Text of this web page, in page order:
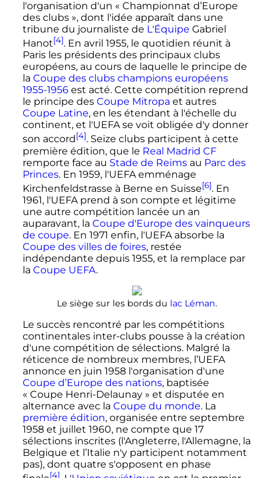
l'organisation d'un « Championnat d’Europe
des clubs », dont l'idée apparaît dans une
tribune du journaliste de L'Équipe Gabriel
Hanot[4]. En avril 1955, le quotidien réunit à
Paris les présidents des principaux clubs
européens, au cours de laquelle le principe de
la Coupe des clubs champions européens
1955-1956est acté. Cette compétition reprend
le principe des Coupe Mitropa et autres
Coupe Latine, en les étendant à l'échelle du
continent, et l'UEFA se voit obligée d'y donner
son accord[4]. Seize clubs participent à cette
première édition, que le Real Madrid CF
remporte face au Stade de Reimsau Parc des
Princes. En 1959, l'UEFA emménage
Kirchenfeldstrasse à Berne en Suisse[6]. En
1961, l'UEFA prend à son compte et légitime
une autre compétition lancée un an
auparavant, la Coupe d'Europe des vainqueurs
de coupe. En 1971 enfin, l'UEFA absorbe la
Coupe des villes de foires, restée
indépendante depuis 1955, et la remplace par
la Coupe UEFA.
Le siège sur les bords du lac Léman.
Le succès rencontré par les compétitions
continentales inter-clubs pousse à la création
d'une compétition de sélections. Malgré la
réticence de nombreux membres, l’UEFA
annonce en juin 1958l'organisation d'une
Coupe d’Europe des nations, baptisée
« Coupe Henri-Delaunay » et disputée en
alternance avec la Coupe du monde. La
première édition, organisée entre septembre
1958et juillet 1960, ne compte que 17
sélections inscrites (l'Angleterre, l'Allemagne, la
Belgique et l’Italie n'y participent notamment
pas), dont quatre s'opposent en phase
[4]